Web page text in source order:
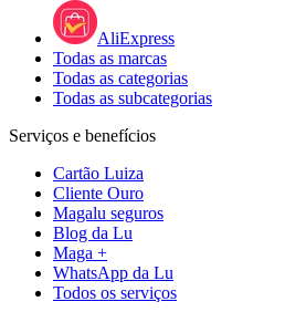
AliExpress
Todas as marcas
Todas as categorias
Todas as subcategorias
Serviços e benefícios
Cartão Luiza
Cliente Ouro
Magalu seguros
Blog da Lu
Maga +
WhatsApp da Lu
Todos os serviços